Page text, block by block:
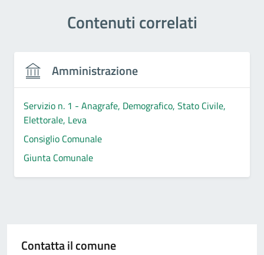
Contenuti correlati
Amministrazione
Servizio n. 1 - Anagrafe, Demografico, Stato Civile,
Elettorale, Leva
Consiglio Comunale
Giunta Comunale
Contatta il comune